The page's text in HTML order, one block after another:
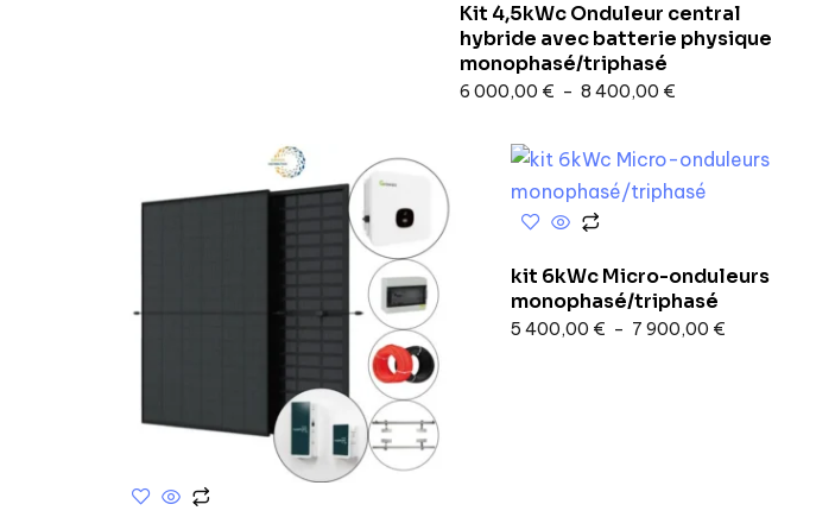
Kit 4,5kWc Onduleur central
hybride avec batterie physique
monophasé/triphasé
6 000,00 € – 8 400,00 €
kit 6kWc Micro-onduleurs
monophasé/triphasé
5 400,00 € – 7 900,00 €